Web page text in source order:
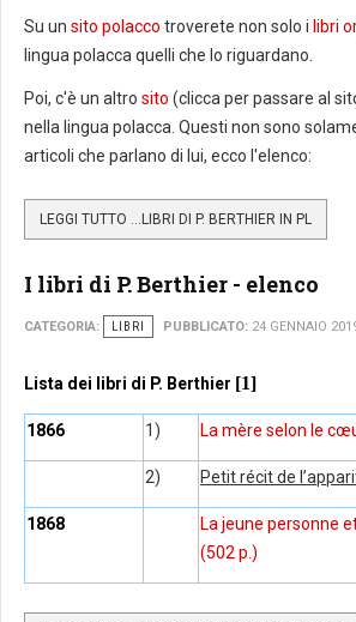
Su un sito polacco troverete non solo i libri
lingua polacca quelli che lo riguardano.
Poi, c'è un altro sito (clicca per passare al
nella lingua polacca. Questi non sono
articoli che parlano di lui, ecco l'elenco:
LEGGI TUTTO …LIBRI DI P. BERTHIER IN PL
I libri di P. Berthier - elenco
CATEGORIA: LIBRI PUBBLICATO: 24 GENNAIO
Lista dei libri di P. Berthier [1]
1866 1) La mère selon le
2) Petit récit de
1868
La jeune personne
(502 p.)